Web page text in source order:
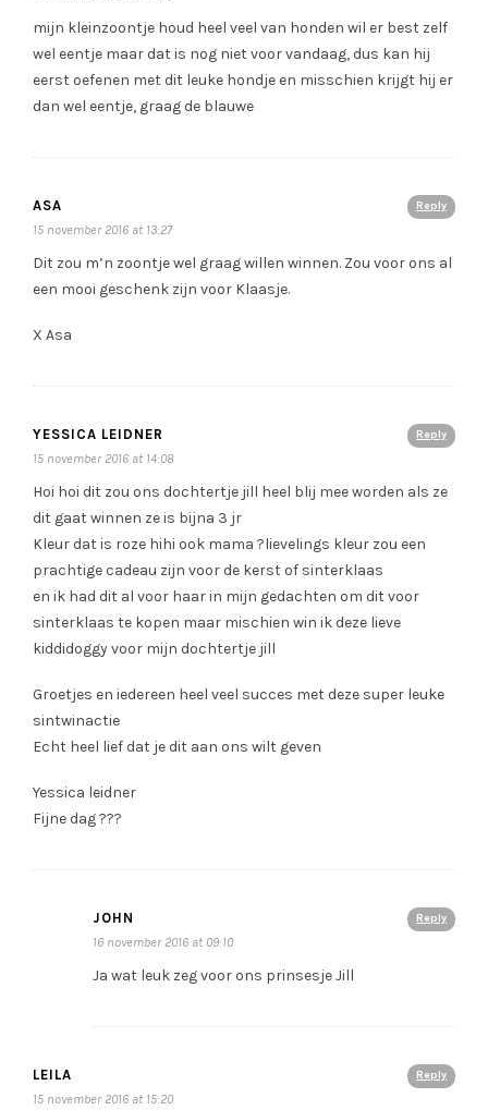
mijn kleinzoontje houd heel veel van honden wil er best zelf
wel eentje maar dat is nog niet voor vandaag, dus kan hij
eerst oefenen met dit leuke hondje en misschien krijgt hij er
dan wel eentje, graag de blauwe
Reply
ASA
15 november 2016 at 13:27
Dit zou m’n zoontje wel graag willen winnen. Zou voor ons al
een mooi geschenk zijn voor Klaasje.
X Asa
Reply
YESSICA LEIDNER
15 november 2016 at 14:08
Hoi hoi dit zou ons dochtertje jill heel blij mee worden als ze
dit gaat winnen ze is bijna 3 jr
Kleur dat is roze hihi ook mama ?lievelings kleur zou een
prachtige cadeau zijn voor de kerst of sinterklaas
en ik had dit al voor haar in mijn gedachten om dit voor
sinterklaas te kopen maar mischien win ik deze lieve
kiddidoggy voor mijn dochtertje jill
Groetjes en iedereen heel veel succes met deze super leuke
sintwinactie
Echt heel lief dat je dit aan ons wilt geven
Yessica leidner
Fijne dag ???
Reply
JOHN
16 november 2016 at 09:10
Ja wat leuk zeg voor ons prinsesje Jill
Reply
LEILA
15 november 2016 at 15:20